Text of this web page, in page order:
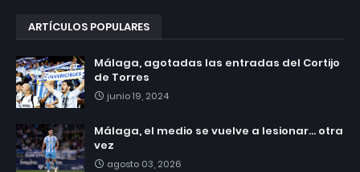
ARTÍCULOS POPULARES
Málaga, agotadas las entradas del Cortijo
de Torres
junio 19, 2024
Málaga, el medio se vuelve a lesionar... otra
vez
agosto 03, 2026